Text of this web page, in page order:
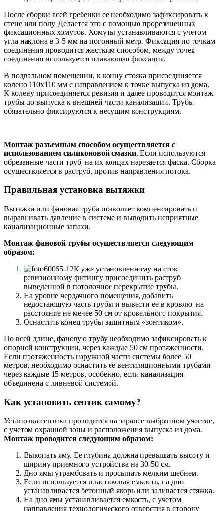
После сборки всей гребенки ее необходимо зафиксировать к
стене или полу. Делается это с помощью прорезиненных
фиксационных хомутов. Хомуты устанавливаются с учетом
угла наклона в 3-5 мм на погонный метр. Фиксация по точкам
соединения проводится жестким способом, между точек
соединения используется плавающая фиксация.
В подвальном помещении, к концу стояка присоединяется
колено 110х110 мм с направлением к точке выпуска из дома.
К колену присоединяется ревизия и далее проводится монтаж
трубы до выпуска к внешней части канализации. Трубы
обязательно фиксируются к несущим конструкциям.
Монтаж разъемным способом осуществляется с
использованием силиконовой смазки. Если используются
обрезанные части труб, на их концах нарезается фаска. Сборка
осуществляется в раструб, против направления потока.
Правильная установка вытяжки
Вытяжка или фановая труба позволяет компенсировать и
выравнивать давление в системе и выводить неприятные
канализационные запахи.
Монтаж фановой трубы осуществляется следующим
образом:
К уже установленному на сток
ревизионному фитингу присоединить раструб
выведенной в потолочное перекрытие трубы.
На уровне чердачного помещения, добавить
недостающую часть трубы и вывести ее в кровлю, на
расстояние не менее 50 см от кровельного покрытия.
Оснастить конец трубы защитным «зонтиком».
По всей длине, фановую трубу необходимо зафиксировать к
опорной конструкции, через каждые 50 см протяженности.
Если протяженность наружной части системы более 50
метров, необходимо оснастить ее вентиляционными трубами
через каждые 15 метров, особенно, если канализация
объединена с ливневой системой.
Как установить септик самому?
Установка септика проводится на заранее выбранном участке,
с учетом охранной зоны и расположения выпуска из дома.
Монтаж проводится следующим образом:
Выкопать яму. Ее глубина должна превышать высоту и
ширину приемного устройства на 30-50 см.
Дно ямы утрамбовать и просыпать мелким щебнем.
Если используется пластиковая емкость, на дно
устанавливается бетонный якорь или заливается стяжка.
На дно ямы устанавливается емкость, с учетом
направления технологического отверстия в сторону